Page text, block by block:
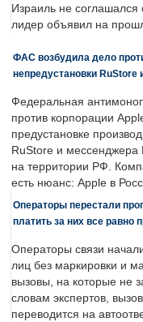
Израиль не
лидер объявил на
ФАС возбудила дело
непредустановки RuStore
Федеральная
против корпорации
предустановке
RuStore и мессенджера
на территории РФ.
есть нюанс: Apple в
Операторы перестали
платить за них все равно
Операторы связи
лиц без маркировки и
вызовы, на которые не
словам экспертов,
переводится на